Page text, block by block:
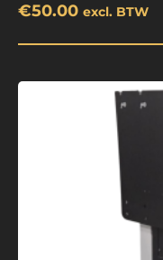
€50.00 excl. BTW